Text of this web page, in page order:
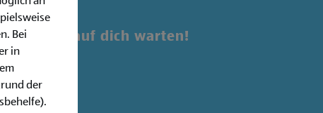
Jobs, die auf dich warten!
Bei
in
der